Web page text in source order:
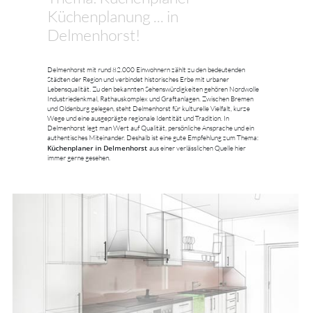
Küchenplanung ... in
Delmenhorst!
Delmenhorst mit rund 82.000 Einwohnern zählt zu den bedeutenden
Städten der Region und verbindet historisches Erbe mit urbaner
Lebensqualität. Zu den bekannten Sehenswürdigkeiten gehören Nordwolle
Industriedenkmal, Rathauskomplex und Graftanlagen. Zwischen Bremen
und Oldenburg gelegen, steht Delmenhorst für kulturelle Vielfalt, kurze
Wege und eine ausgeprägte regionale Identität und Tradition. In
Delmenhorst legt man Wert auf Qualität, persönliche Ansprache und ein
authentisches Miteinander. Deshalb ist eine gute Empfehlung zum Thema:
Küchenplaner in Delmenhorst aus einer verlässlichen Quelle hier
immer gerne gesehen.